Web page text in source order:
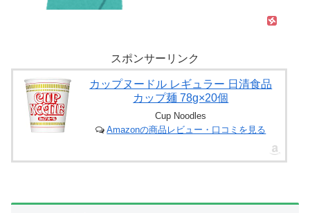
スポンサーリンク
カップヌードル レギュラー 日清食品
カップ麺 78g×20個
Cup Noodles
Amazonの商品レビュー・口コミを見る